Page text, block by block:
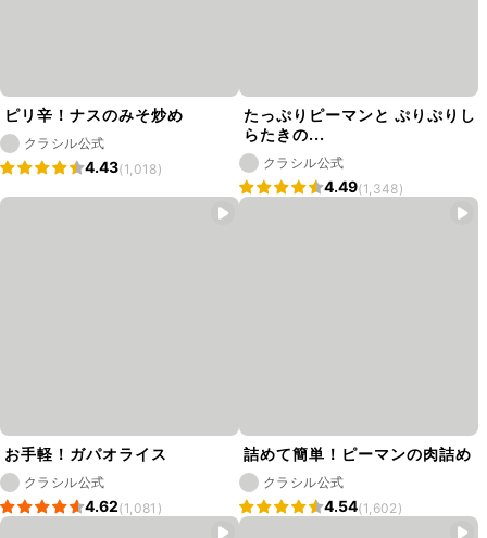
ピリ辛！ナスのみそ炒め
クラシル公式
4.43(1,018)
たっぷりピーマンと ぷりぷりし
らたきの...
クラシル公式
4.49(1,348)
お手軽！ガパオライス
クラシル公式
4.62(1,081)
詰めて簡単！ピーマンの肉詰め
クラシル公式
4.54(1,602)